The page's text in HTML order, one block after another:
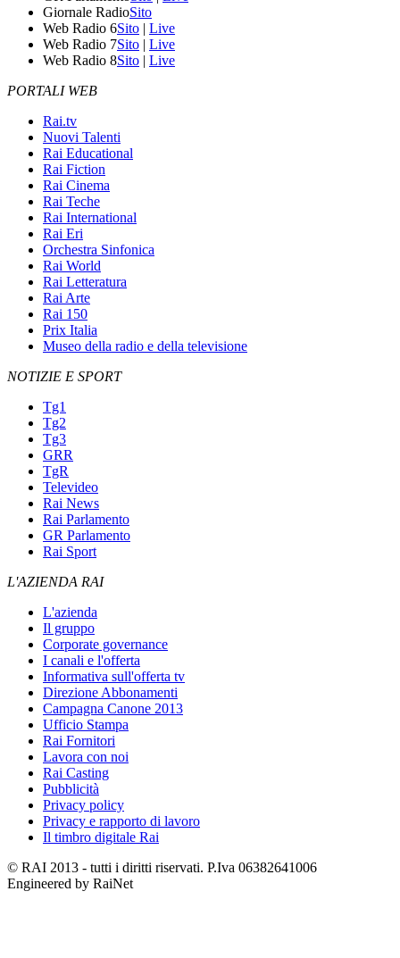
Giornale RadioSito
Web Radio 6Sito | Live
Web Radio 7Sito | Live
Web Radio 8Sito | Live
PORTALI WEB
Rai.tv
Nuovi Talenti
Rai Educational
Rai Fiction
Rai Cinema
Rai Teche
Rai International
Rai Eri
Orchestra Sinfonica
Rai World
Rai Letteratura
Rai Arte
Rai 150
Prix Italia
Museo della radio e della televisione
NOTIZIE E SPORT
Tg1
Tg2
Tg3
GRR
TgR
Televideo
Rai News
Rai Parlamento
GR Parlamento
Rai Sport
L'AZIENDA RAI
L'azienda
Il gruppo
Corporate governance
I canali e l'offerta
Informativa sull'offerta tv
Direzione Abbonamenti
Campagna Canone 2013
Ufficio Stampa
Rai Fornitori
Lavora con noi
Rai Casting
Pubblicità
Privacy policy
Privacy e rapporto di lavoro
Il timbro digitale Rai
© RAI 2013 - tutti i diritti riservati. P.Iva 06382641006
Engineered by RaiNet